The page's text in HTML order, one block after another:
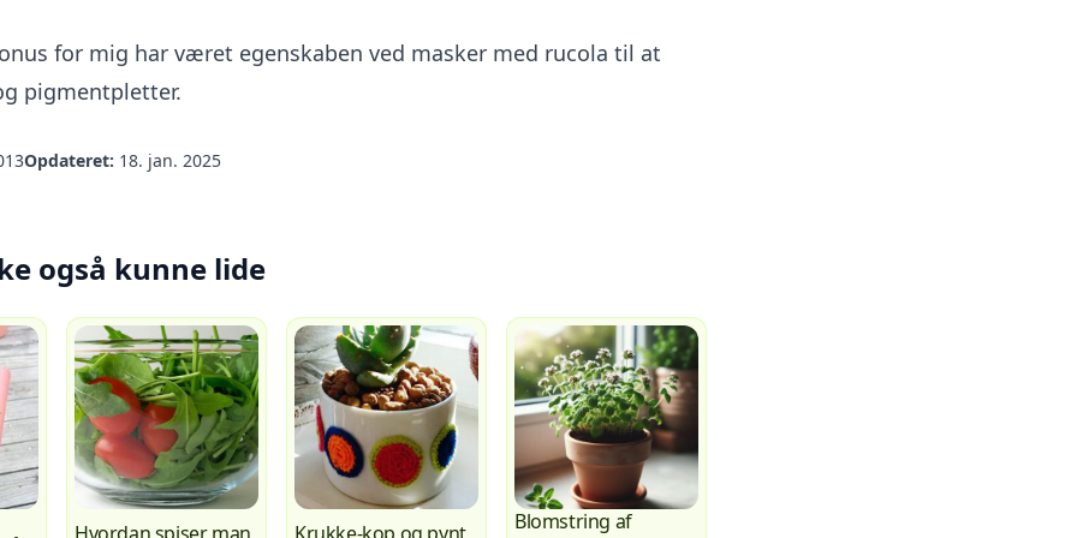
for mig har været egenskaben ved masker med rucola til at
pigmentpletter.
Opdateret: 18. jan. 2025
også kunne lide
Blomstring af